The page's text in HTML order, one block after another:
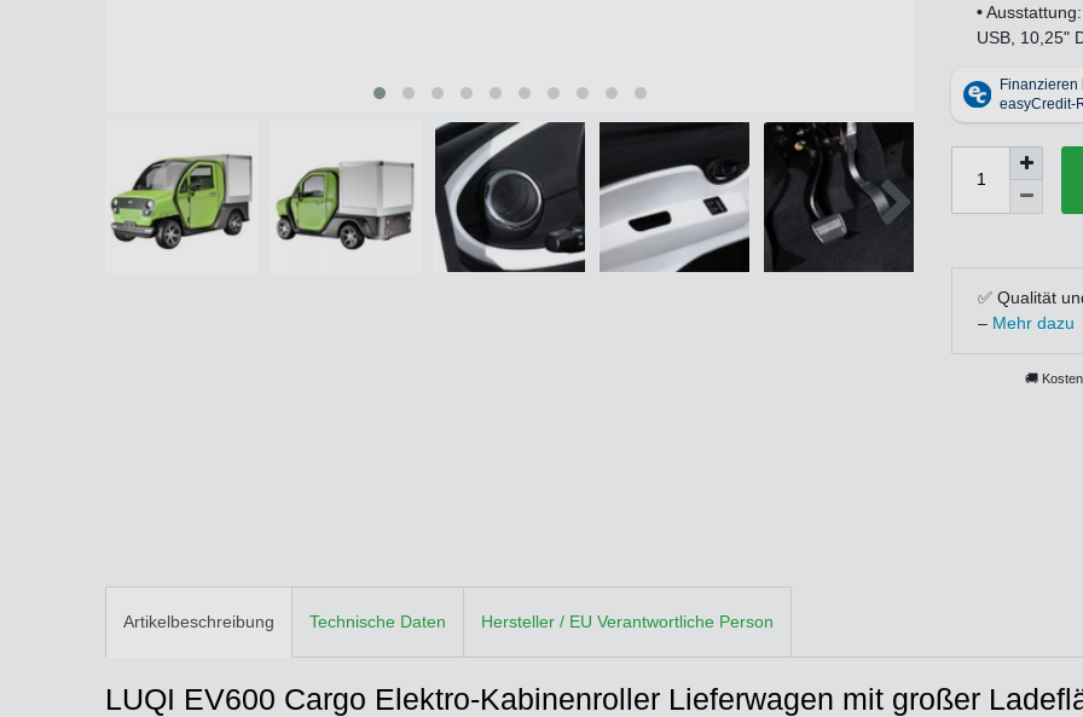
•
USB, 10,25"
✅ Qualität
– Mehr dazu
🚚
Artikelbeschreibung Technische Daten Hersteller / EU Verantwortliche Person
LUQI EV600 Cargo Elektro-Kabinenroller Lieferwagen mit großer